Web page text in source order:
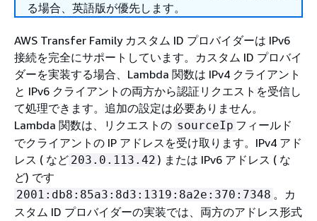
る場合、英語版が優先します。
AWS Transfer Family カスタム ID プロバイダーは IPv6
接続を完全にサポートしています。カスタム ID プロバイ
ダーを実装する場合、Lambda 関数は IPv4 クライアント
と IPv6 クライアントの両方から認証リクエストを受信し
て処理できます。追加の設定は必要ありません。
Lambda 関数は、リクエストの sourceIp フィールド
でクライアントの IP アドレスを受け取ります。IPv4 アド
レス ( など 203.0.113.42 ) または IPv6 アドレス ( な
ど) です
2001:db8:85a3:8d3:1319:8a2e:370:7348 。カ
スタム ID プロバイダーの実装では、両方のアドレス形式